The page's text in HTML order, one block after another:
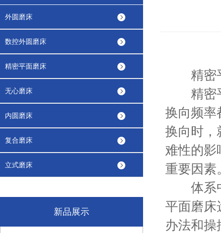
外圆磨床
数控外圆磨床
精密平面磨床
无心磨床
内圆磨床
复合磨床
立式磨床
新品展示
精密
精密平
换向频率
换向时，
难性的影
重要因素
体系中
平面磨床
办法和